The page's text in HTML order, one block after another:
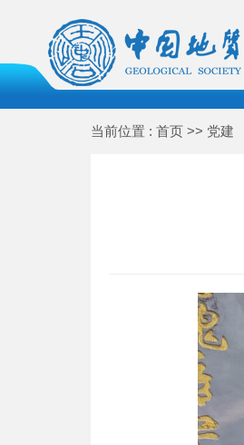
当前位置 : 首页 >> 党建